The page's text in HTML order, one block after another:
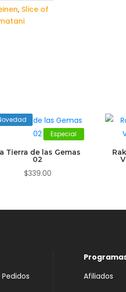
, Slice of
Especial
Tierra de las Gemas
02
$339.00
Afiliados